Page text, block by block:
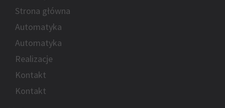
Strona główna
Automatyka
Automatyka
Realizacje
Kontakt
Kontakt